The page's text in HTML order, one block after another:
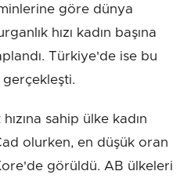
göre dünya
hızı kadın başına
Türkiye'de ise bu
sahip ülke kadın
olurken, en düşük oran
görüldü. AB ülkeleri